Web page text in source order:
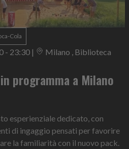
Cola
- 23:30 |
Milano , Biblioteca
programma a Milano
esperienziale dedicato, con
di ingaggio pensati per favorire
la familiarità con il nuovo pack.